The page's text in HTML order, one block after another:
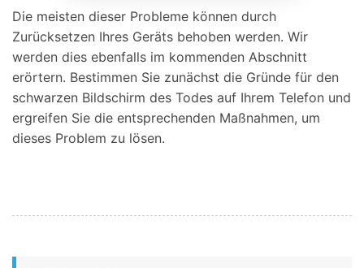
Die meisten dieser Probleme können durch
Zurücksetzen Ihres Geräts behoben werden. Wir
werden dies ebenfalls im kommenden Abschnitt
erörtern. Bestimmen Sie zunächst die Gründe für den
schwarzen Bildschirm des Todes auf Ihrem Telefon und
ergreifen Sie die entsprechenden Maßnahmen, um
dieses Problem zu lösen.